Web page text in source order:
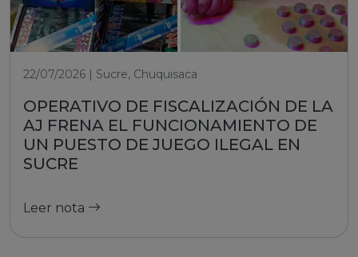
22/07/2026 | Sucre, Chuquisaca
OPERATIVO DE FISCALIZACIÓN DE LA
AJ FRENA EL FUNCIONAMIENTO DE
UN PUESTO DE JUEGO ILEGAL EN
SUCRE
Leer nota